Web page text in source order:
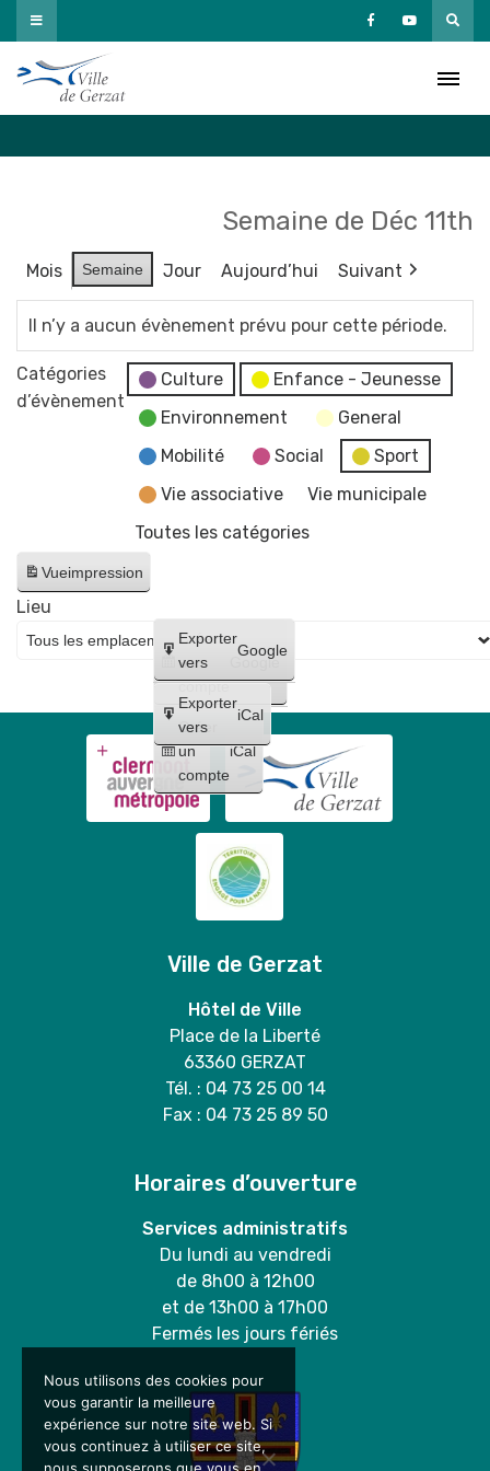
Passer
au
contenu
Semaine de Déc 11th
Mois Semaine Jour Aujourd’hui Suivant
Il n’y a aucun évènement prévu pour cette période.
Catégories
d’évènement
Culture
Enfance - Jeunesse
Environnement
General
Mobilité
Social
Sport
Vie associative
Vie municipale
Toutes les catégories
Vueimpression
Créer
un
compte
Google
Créer
un
compte
iCal
Exporter
vers
Google
Exporter
vers
iCal
Lieu
Ville de Gerzat
Hôtel de Ville
Place de la Liberté
63360 GERZAT
Tél. : 04 73 25 00 14
Fax : 04 73 25 89 50
Horaires d’ouverture
Services administratifs
Du lundi au vendredi
de 8h00 à 12h00
et de 13h00 à 17h00
Fermés les jours fériés
Nous utilisons des cookies pour
vous garantir la meilleure
expérience sur notre site web. Si
vous continuez à utiliser ce site,